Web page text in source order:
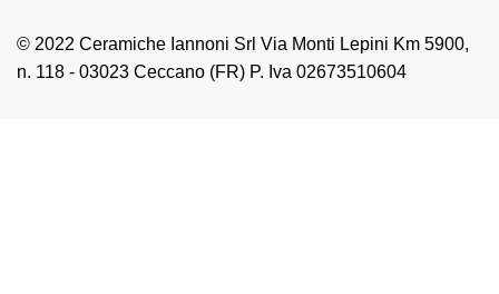
© 2022 Ceramiche Iannoni Srl Via Monti Lepini Km 5900,
n. 118 - 03023 Ceccano (FR) P. Iva 02673510604